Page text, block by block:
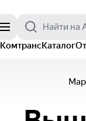
КомтрансКаталог